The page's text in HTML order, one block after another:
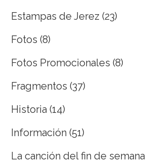
Estampas de Jerez (23)
Fotos (8)
Fotos Promocionales (8)
Fragmentos (37)
Historia (14)
Información (51)
La canción del fin de semana